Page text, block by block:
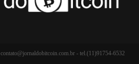
contato@jornaldobitcoin.com.br - tel.(11)91754-6532